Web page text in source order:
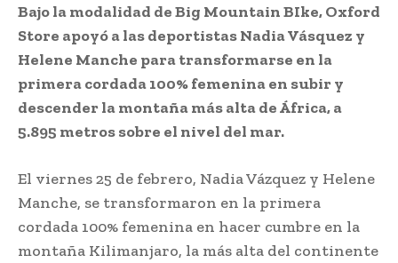
Bajo la modalidad de Big Mountain BIke, Oxford
Store apoyó a las deportistas Nadia Vásquez y
Helene Manche para transformarse en la
primera cordada 100% femenina en subir y
descender la montaña más alta de África, a
5.895 metros sobre el nivel del mar.
El viernes 25 de febrero, Nadia Vázquez y Helene
Manche, se transformaron en la primera
cordada 100% femenina en hacer cumbre en la
montaña Kilimanjaro, la más alta del continente